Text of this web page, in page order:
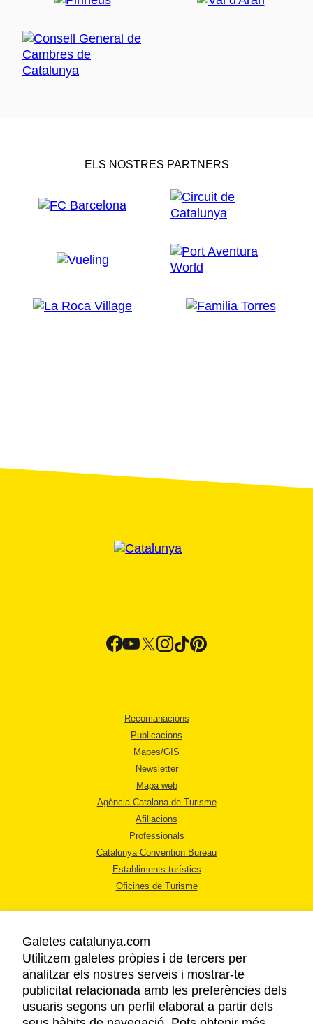
ELS NOSTRES PARTNERS
Recomanacions
Publicacions
Mapes/GIS
Newsletter
Mapa web
Agència Catalana de Turisme
Afiliacions
Professionals
Catalunya Convention Bureau
Establiments turístics
Oficines de Turisme
AVÍS LEGAL
POLÍTICA DE PRIVACITAT
COOKIES
Galetes catalunya.com
Utilitzem galetes pròpies i de tercers per
analitzar els nostres serveis i mostrar-te
publicitat relacionada amb les preferències dels
usuaris segons un perfil elaborat a partir dels